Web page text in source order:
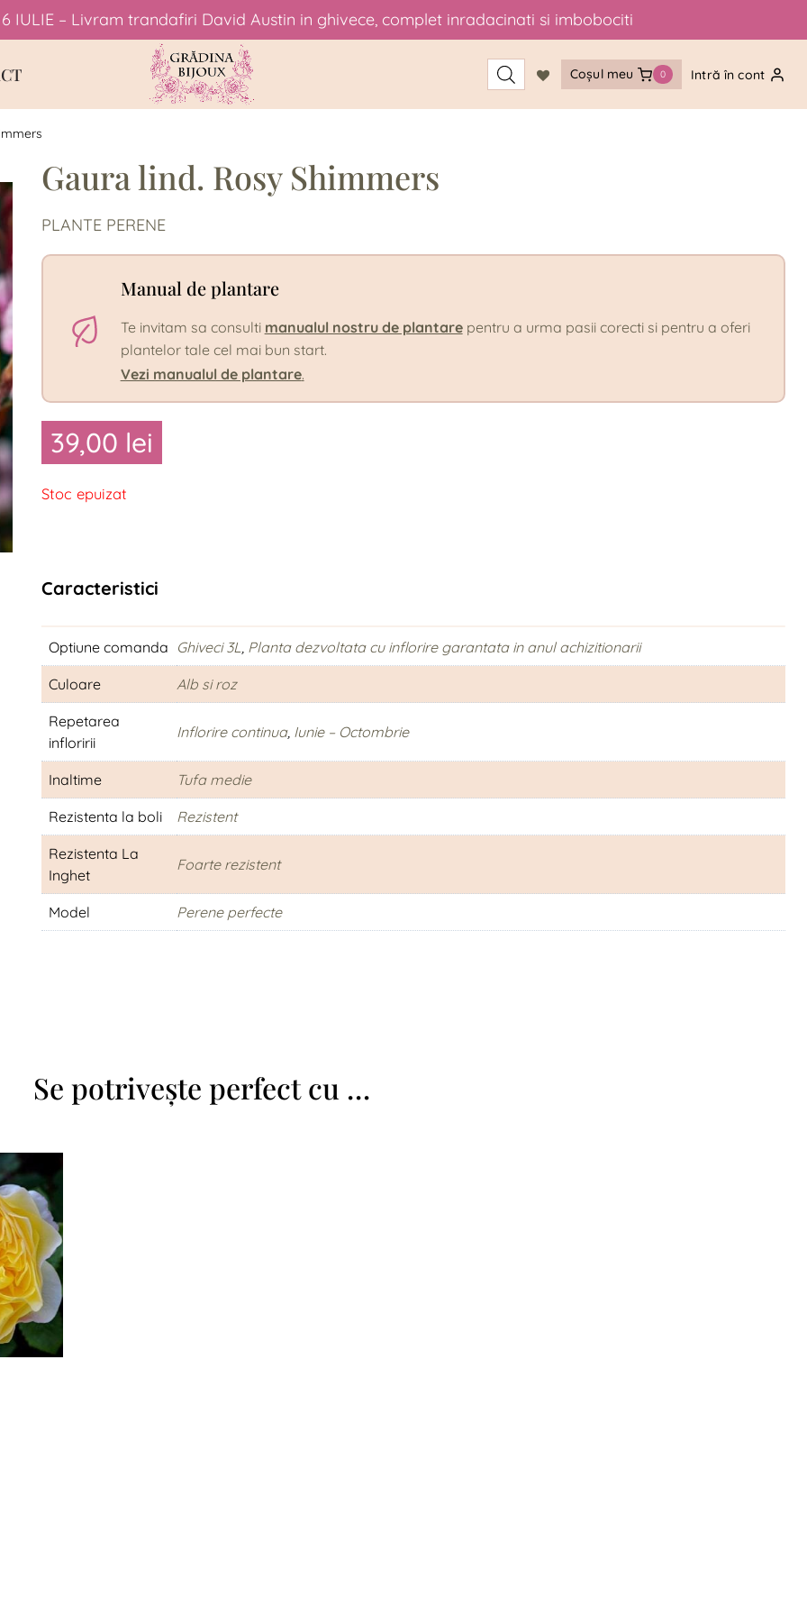
IULIE – Livram trandafiri David Austin in ghivece, complet inradacinati si imbobociti
Coșul meu 0 Intră în cont
Gaura lind. Rosy Shimmers
PLANTE PERENE
Manual de plantare
Te invitam sa consulti manualul nostru de plantarepentru a urma pasii corecti si pentru a oferi
plantelor tale cel mai bun start.
Vezi manualul de plantare.
39,00 lei
Stoc epuizat
Caracteristici
Optiune comanda Ghiveci 3L Planta dezvoltata cu inflorire garantata in anul achizitionarii
Culoare Alb si roz
Repetarea
infloririi
Inflorire continua, Iunie – Octombrie
Inaltime Tufa medie
Rezistenta la boli Rezistent
Rezistenta La
Inghet
Foarte rezistent
Model Perene perfecte
Se potrivește perfect cu …